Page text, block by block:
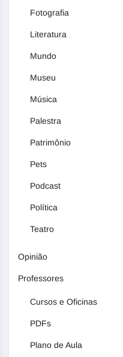
Fotografia
Literatura
Mundo
Museu
Música
Palestra
Patrimônio
Pets
Podcast
Política
Teatro
Opinião
Professores
Cursos e Oficinas
PDFs
Plano de Aula